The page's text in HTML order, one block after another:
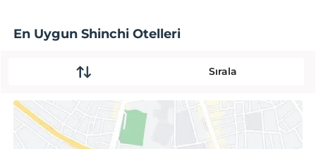
En Uygun Shinchi Otelleri
Sırala